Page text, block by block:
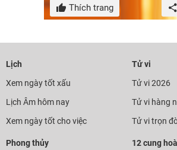
Thích trang
Lịch
Xem ngày tốt xấu
Lịch Âm hôm nay
Xem ngày tốt cho việc
Tử vi
Tử vi 2026
Tử vi hàng
Tử vi trọn
Phong thủy
12 cung